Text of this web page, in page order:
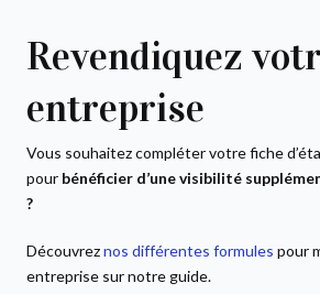
Revendiquez
entreprise
Vous souhaitez compléter votre fiche
pour bénéficier d’une visibilité
?
Découvreznos différentes formules pour
entreprise sur notre guide.